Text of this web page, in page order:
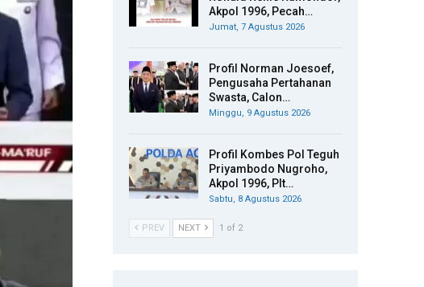
Akpol 1996, Pecah…
Jumat, 7 Agustus 2026
Profil Norman Joesoef,
Pengusaha Pertahanan
Swasta, Calon…
Minggu, 9 Agustus 2026
Profil Kombes Pol Teguh
Priyambodo Nugroho,
Akpol 1996, Plt…
Sabtu, 8 Agustus 2026
PREV NEXT 1 of 2